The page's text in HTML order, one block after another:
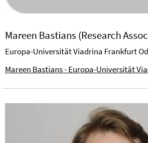
Mareen Bastians (Research
Europa-Universität Viadrina Frankfurt
Mareen Bastians - Europa-Universität